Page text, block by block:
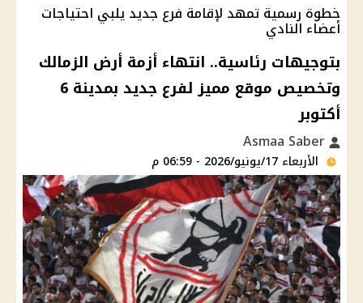
خطوة رسمية تمهد لإقامة فرع جديد يلبي احتياجات
أعضاء النادي
بتوجيهات رئاسية.. انتهاء أزمة أرض الزمالك
وتخصيص موقع مميز لفرع جديد بمدينة 6
أكتوبر
الأربعاء 17/يونيو/2026 - 06:59 م